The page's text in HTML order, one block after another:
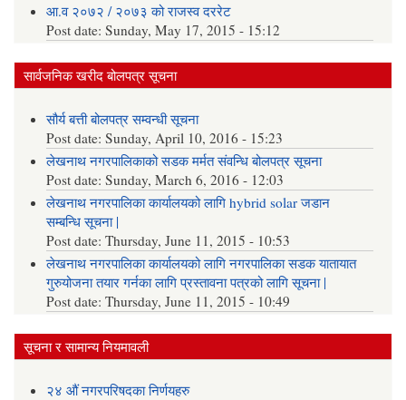
आ.व २०७२ / २०७३ को राजस्व दररेट
Post date:Sunday, May 17, 2015 - 15:12
सार्वजनिक खरीद बोलपत्र सूचना
सौर्य बत्ती बोलपत्र सम्वन्धी सूचना
Post date:Sunday, April 10, 2016 - 15:23
लेखनाथ नगरपालिकाको सडक मर्मत संवन्धि बोलपत्र सूचना
Post date:Sunday, March 6, 2016 - 12:03
लेखनाथ नगरपालिका कार्यालयको लागि hybrid solar जडान
सम्बन्धि सूचना |
Post date:Thursday, June 11, 2015 - 10:53
लेखनाथ नगरपालिका कार्यालयको लागि नगरपालिका सडक यातायात
गुरुयोजना तयार गर्नका लागि प्रस्तावना पत्रको लागि सूचना |
Post date:Thursday, June 11, 2015 - 10:49
सूचना र सामान्य नियमावली
२४ औं नगरपरिषदका निर्णयहरु